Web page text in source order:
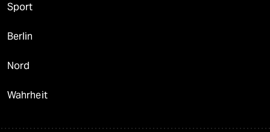
Sport
Berlin
Nord
Wahrheit